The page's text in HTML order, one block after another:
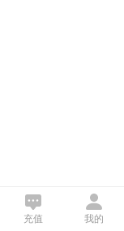
充值 我的